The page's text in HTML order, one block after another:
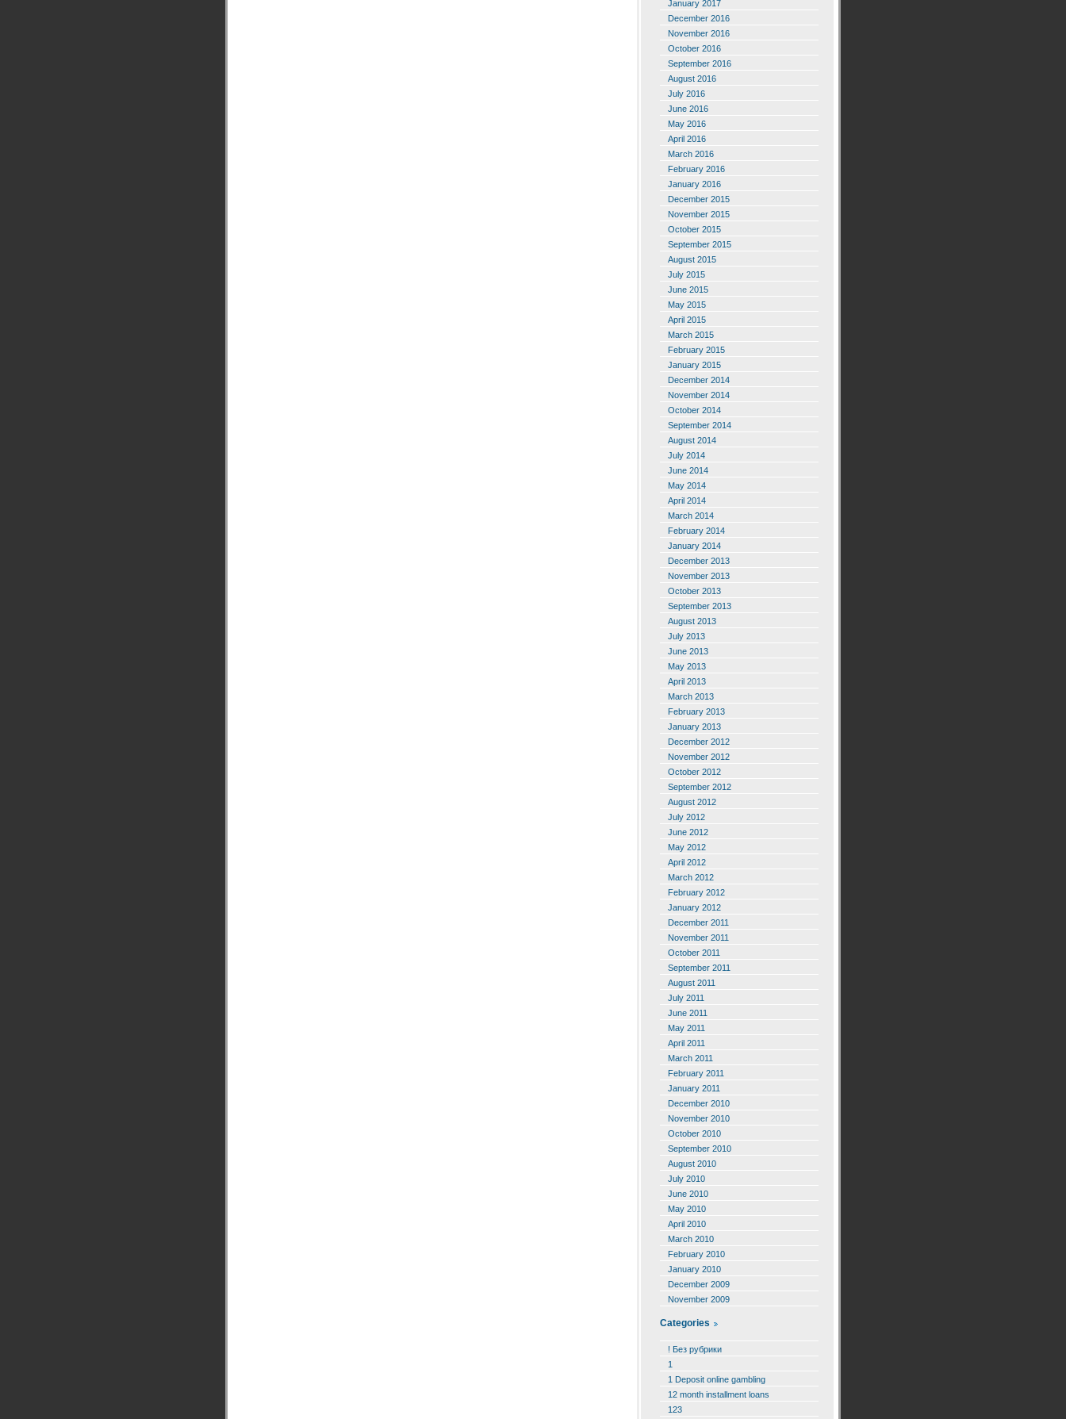
January 2017
December 2016
November 2016
October 2016
September 2016
August 2016
July 2016
June 2016
May 2016
April 2016
March 2016
February 2016
January 2016
December 2015
November 2015
October 2015
September 2015
August 2015
July 2015
June 2015
May 2015
April 2015
March 2015
February 2015
January 2015
December 2014
November 2014
October 2014
September 2014
August 2014
July 2014
June 2014
May 2014
April 2014
March 2014
February 2014
January 2014
December 2013
November 2013
October 2013
September 2013
August 2013
July 2013
June 2013
May 2013
April 2013
March 2013
February 2013
January 2013
December 2012
November 2012
October 2012
September 2012
August 2012
July 2012
June 2012
May 2012
April 2012
March 2012
February 2012
January 2012
December 2011
November 2011
October 2011
September 2011
August 2011
July 2011
June 2011
May 2011
April 2011
March 2011
February 2011
January 2011
December 2010
November 2010
October 2010
September 2010
August 2010
July 2010
June 2010
May 2010
April 2010
March 2010
February 2010
January 2010
December 2009
November 2009
Categories
! Без рубрики
1
1 Deposit online gambling
12 month installment loans
123